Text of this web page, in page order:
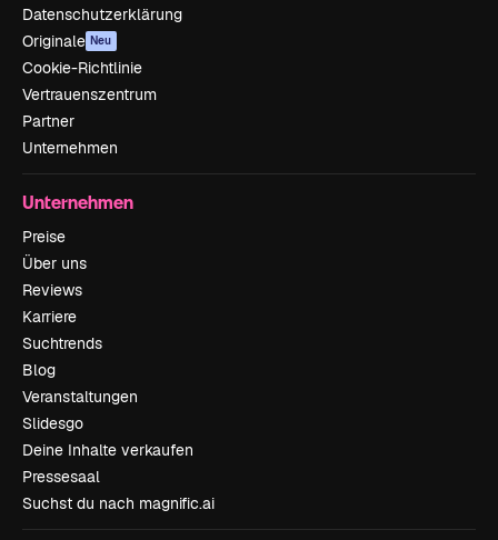
Datenschutzerklärung
Originale Neu
Cookie-Richtlinie
Vertrauenszentrum
Partner
Unternehmen
Unternehmen
Preise
Über uns
Reviews
Karriere
Suchtrends
Blog
Veranstaltungen
Slidesgo
Deine Inhalte verkaufen
Pressesaal
Suchst du nach magnific.ai